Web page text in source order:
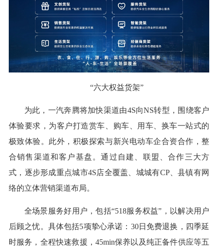
“六大权益货架”
为此，一汽奔腾将加快渠道由4S向NS转型，围绕客户
体验要求，为客户打造赏车、购车、用车、换车一站式的
极致体验。此外，积极探索与新兴电动车企合资合作，整
合销售渠道和客户基盘。通过自建、联盟、合作三大方
式，逐步形成重点城市4S店全覆盖、城城有CP、县镇有网
络的立体营销渠道布局。
全场景服务好用户，包括“518服务权益”，以解决用户
后顾之忧。具体包括5项挚心承诺：30日免费退换，四季延
时服务，全程快速救援，45min保养以及纯正备件供应等五